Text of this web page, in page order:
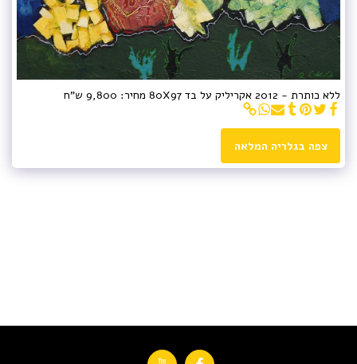
ללא כותרת - 2012 אקריליק על בד 80X97 מחיר: 9,800 ש"ח
צפה בגלריה המלאה